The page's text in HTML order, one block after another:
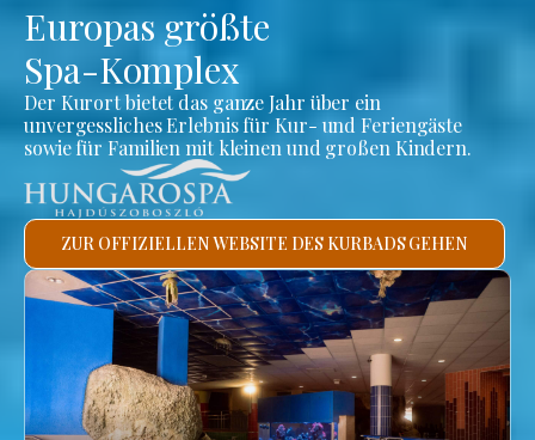
Europas größte
Spa-Komplex
Der Kurort bietet das ganze Jahr über ein
unvergessliches Erlebnis für Kur- und Feriengäste
sowie für Familien mit kleinen und großen Kindern.
ZUR OFFIZIELLEN WEBSITE DES KURBADS GEHEN